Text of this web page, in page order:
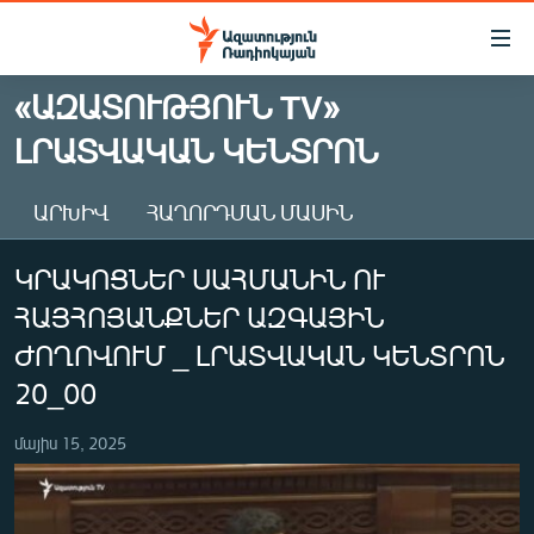
Մատչելիության
Անցնել
հիմնական
բովանդակությանը
հիմնական
ԱԶԱՏՈՒԹՅՈՒՆ TV
ՀԱՅԱՍՏԱՆ
ՔԱՂԱՔԱԿԱՆ
ԻՐԱՎՈՒՆՔ
ՏՆՏԵՍՈՒԹՅՈՒՆ
ՊԱՏԵՐԱԶՄԻ 6 ՇԱԲԱԹՆԵՐԸ
ՏԱՐԱԾԱՇՐՋԱՆ
«ԱԶԱՏՈՒԹՅՈՒՆ TV»
ԼՐԱՏՎԱԿԱՆ ԿԵՆՏՐՈՆ
ԱՐԽԻՎ ՀԱՂՈՐԴՄԱՆ ՄԱՍԻՆ
ԿՐԱԿՈՑՆԵՐ ՍԱՀՄԱՆԻՆ ՈՒ
ՀԱՅՀՈՅԱՆՔՆԵՐ ԱԶԳԱՅԻՆ
ԺՈՂՈՎՈՒՄ _ ԼՐԱՏՎԱԿԱՆ ԿԵՆՏՐՈՆ
20_00
մայիս 15, 2025